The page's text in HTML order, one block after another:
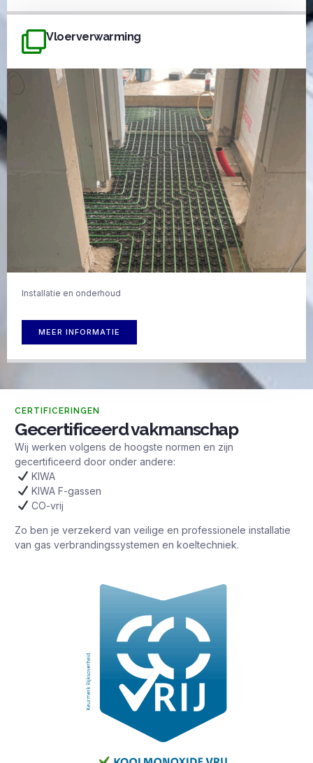
Vloerverwarming
Installatie en onderhoud
MEER INFORMATIE
CERTIFICERINGEN
Gecertificeerd vakmanschap
Wij werken volgens de hoogste normen en zijn
gecertificeerd door onder andere:
KIWA
KIWA F-gassen
CO-vrij
Zo ben je verzekerd van veilige en professionele installatie
van gas verbrandingssystemen en koeltechniek.